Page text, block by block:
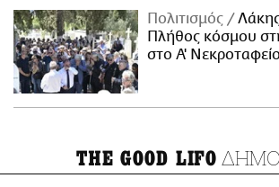
Πολιτισμός
Πλήθος κόσμου
στο Α'
THE GOOD LIFO